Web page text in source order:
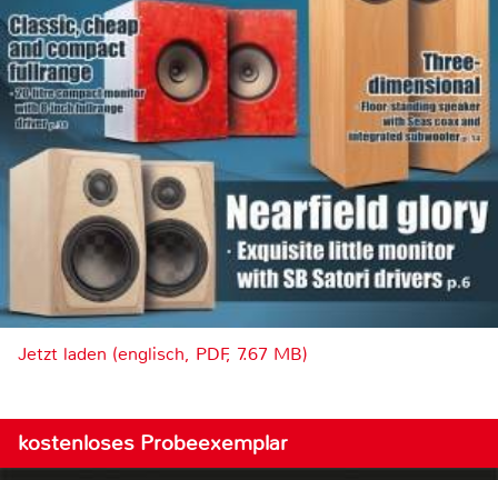
Jetzt laden (englisch, PDF, 7.67 MB)
kostenloses Probeexemplar